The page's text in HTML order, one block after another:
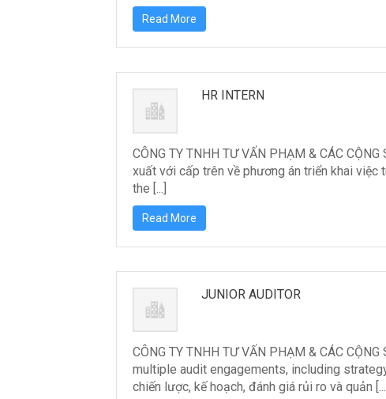
Read More
HR INTERN
CÔNG TY TNHH TƯ VẤN PHẠM & CÁC
xuất với cấp trên về phương án triển khai
the [...]
Read More
JUNIOR AUDITOR
CÔNG TY TNHH TƯ VẤN PHẠM & CÁC
multiple audit engagements, including
chiến lược, kế hoạch, đánh giá rủi ro và quản [...]